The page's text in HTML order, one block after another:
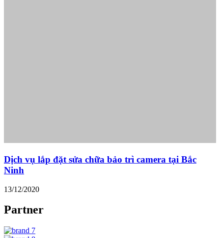
Dịch vụ lắp đặt sửa chữa bảo trì camera tại Bắc
Ninh
13/12/2020
Partner